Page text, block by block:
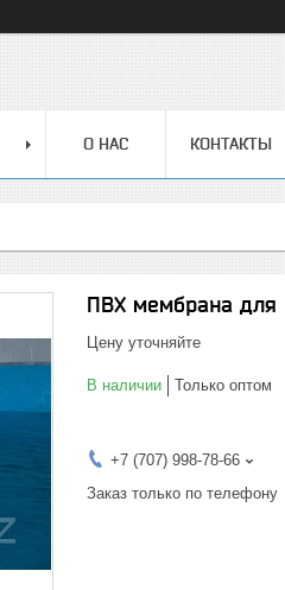
О НАС КОНТАКТЫ
ПВХ мембрана для
Цену уточняйте
В наличии Только оптом
+7 (707) 998-78-66
Заказ только по телефону